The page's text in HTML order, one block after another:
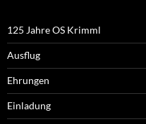
125 Jahre OS Krimml
Ausflug
Ehrungen
Einladung